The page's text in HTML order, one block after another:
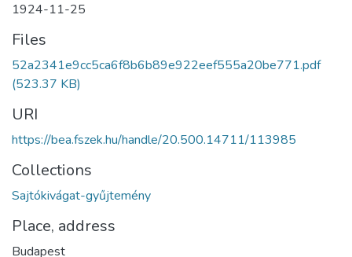
1924-11-25
Files
52a2341e9cc5ca6f8b6b89e922eef555a20be771.pdf
(523.37 KB)
URI
https://bea.fszek.hu/handle/20.500.14711/113985
Collections
Sajtókivágat-gyűjtemény
Place, address
Budapest